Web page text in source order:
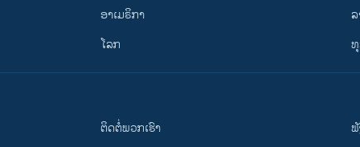
ອາເມຣິກາ
ໂລກ
ຕິດຕໍ່ພວກເຮົາ